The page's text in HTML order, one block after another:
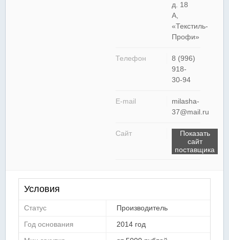
д. 18
A,
«Текстиль-
Профи»
Телефон
8 (996)
918-
30-94
E-mail
milasha-
37@mail.ru
Сайт
Показать
сайт
поставщика
Условия
Статус
Производитель
Год основания
2014 год